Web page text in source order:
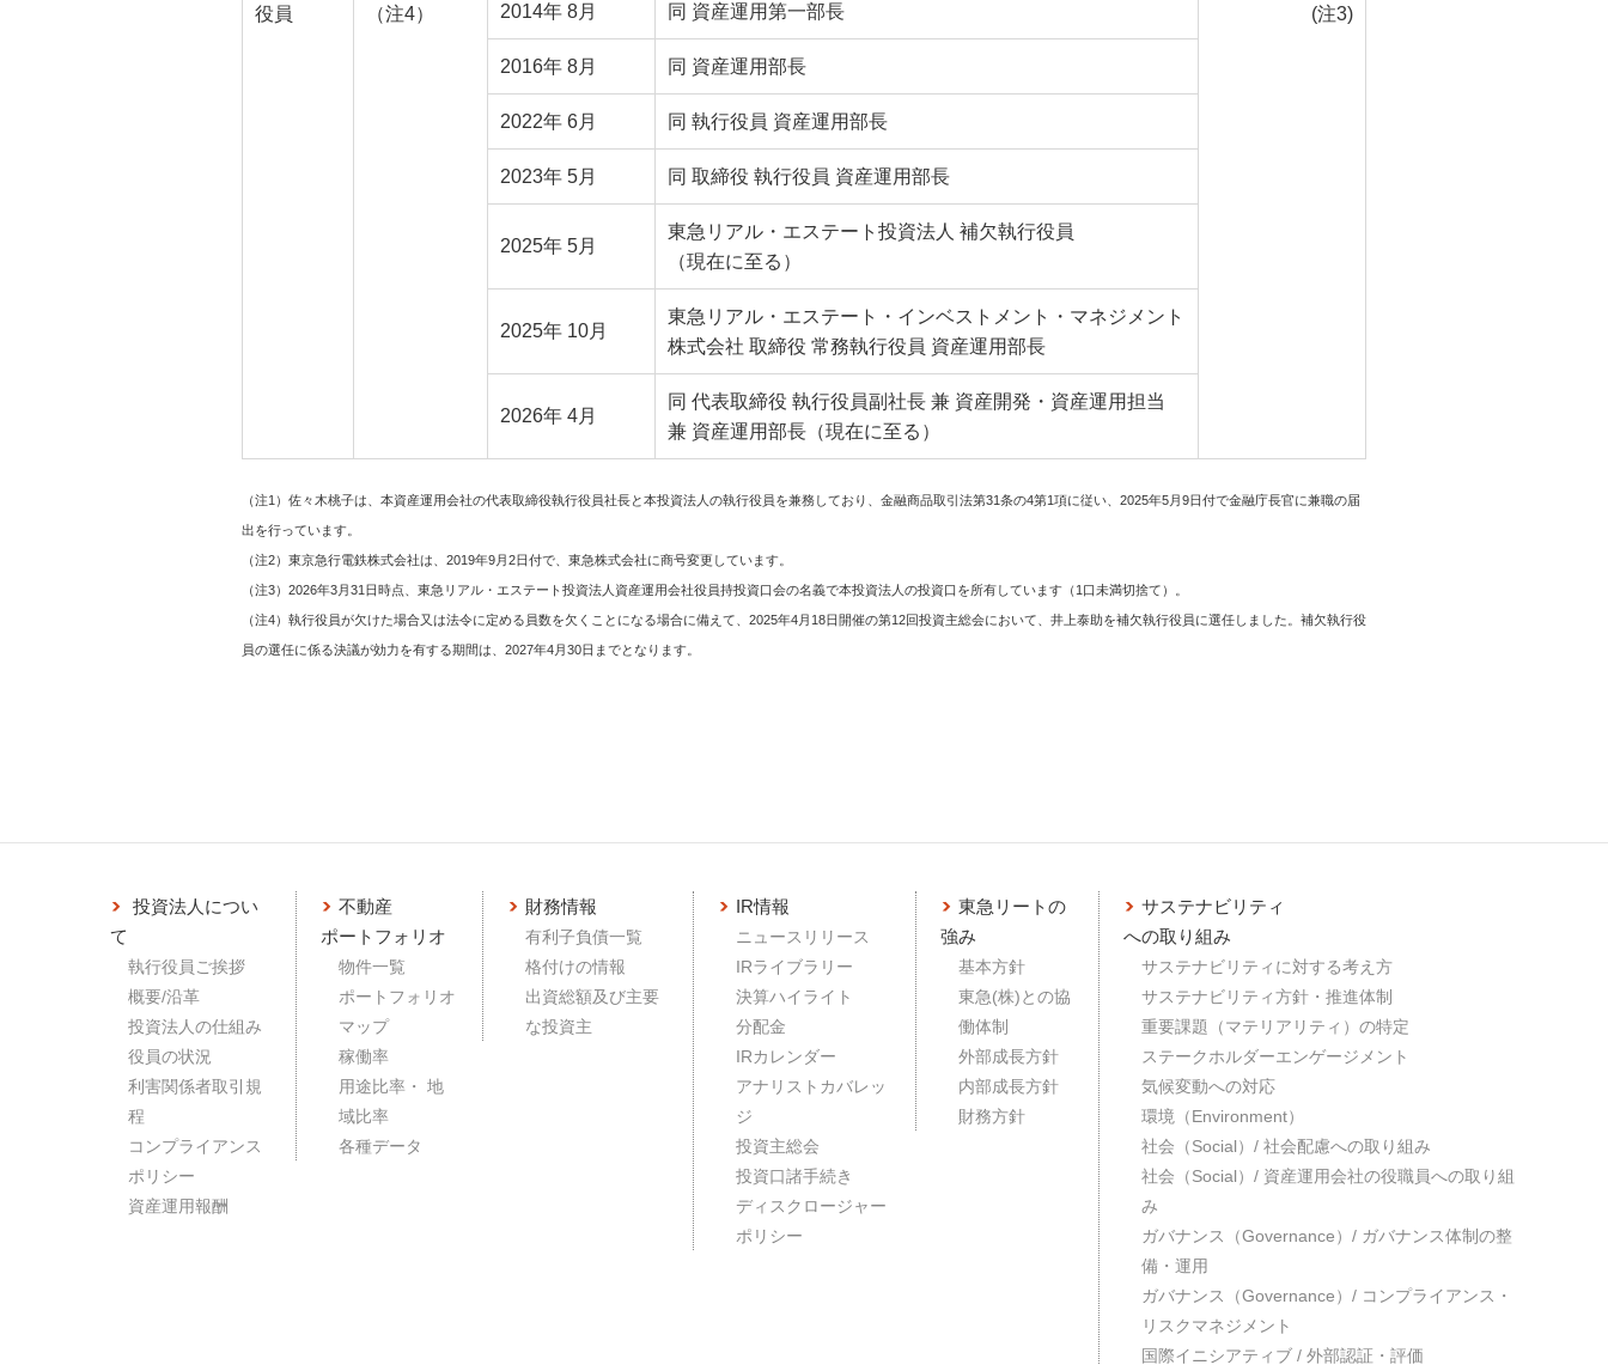
役員
（注4）
(注3)
2014年 8月 同 資産運用第一部長
2016年 8月 同 資産運用部長
2022年 6月 同 執行役員 資産運用部長
2023年 5月 同 取締役 執行役員 資産運用部長
2025年 5月
東急リアル・エステート投資法人 補欠執行役員
（現在に至る）
2025年 10月
東急リアル・エステート・インベストメント・マネジメント
株式会社 取締役 常務執行役員 資産運用部長
2026年 4月
同 代表取締役 執行役員副社長 兼 資産開発・資産運用担当
兼 資産運用部長 （現在に至る）
（注1）佐々木桃子は、本資産運用会社の代表取締役執行役員社長と本投資法人の執行役員を兼務しており、金融商品取引法第31条の4第1項に従い、2025年5月9日付で金融庁長官に兼職の届
出を行っています。
（注2）東京急行電鉄株式会社は、2019年9月2日付で、東急株式会社に商号変更しています。
（注3）2026年3月31日時点、東急リアル・エステート投資法人資産運用会社役員持投資口会の名義で本投資法人の投資口を所有しています（1口未満切捨て）。
（注4）執行役員が欠けた場合又は法令に定める員数を欠くことになる場合に備えて、2025年4月18日開催の第12回投資主総会において、井上泰助を補欠執行役員に選任しました。補欠執行役
員の選任に係る決議が効力を有する期間は、2027年4月30日までとなります。
投資法人につい
て
執行役員ご挨拶
概要/沿革
投資法人の仕組み
役員の状況
利害関係者取引規
程
コンプライアンス
ポリシー
資産運用報酬
不動産
ポートフォリオ
物件一覧
ポートフォリオ
マップ
稼働率
用途比率・ 地
域比率
各種データ
財務情報
有利子負債一覧
格付けの情報
出資総額及び主要
な投資主
IR情報
ニュースリリース
IRライブラリー
決算ハイライト
分配金
IRカレンダー
アナリストカバレッ
ジ
投資主総会
投資口諸手続き
ディスクロージャー
ポリシー
東急リートの
強み
基本方針
東急(株)との協
働体制
外部成長方針
内部成長方針
財務方針
サステナビリティ
への取り組み
サステナビリティに対する考え方
サステナビリティ方針・推進体制
重要課題（マテリアリティ）の特定
ステークホルダーエンゲージメント
気候変動への対応
環境（Environment）
社会（Social）/ 社会配慮への取り組み
社会（Social）/ 資産運用会社の役職員への取り組
み
ガバナンス（Governance）/ ガバナンス体制の整
備・運用
ガバナンス（Governance）/ コンプライアンス・
リスクマネジメント
国際イニシアティブ / 外部認証・評価